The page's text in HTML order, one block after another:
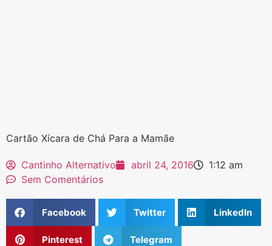
Cartão Xícara de Chá Para a Mamãe
Cantinho Alternativo abril 24, 2016
1:12 am
Sem Comentários
Facebook Twitter LinkedIn
Pinterest Telegram